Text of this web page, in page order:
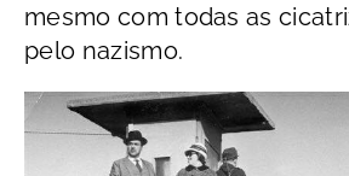
mesmo com todas as
pelo nazismo.